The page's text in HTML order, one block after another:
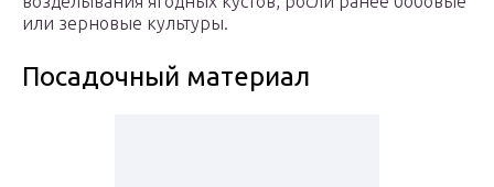
или зерновые культуры.
Посадочный материал